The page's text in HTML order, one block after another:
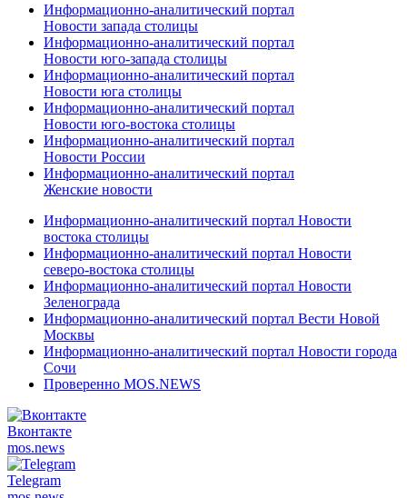
Информационно-аналитический портал
Новости запада столицы
Информационно-аналитический портал
Новости юго-запада столицы
Информационно-аналитический портал
Новости юга столицы
Информационно-аналитический портал
Новости юго-востока столицы
Информационно-аналитический портал
Новости России
Информационно-аналитический портал
Женские новости
Информационно-аналитический портал Новости
востока столицы
Информационно-аналитический портал Новости
северо-востока столицы
Информационно-аналитический портал Новости
Зеленограда
Информационно-аналитический портал Вести Новой
Москвы
Информационно-аналитический портал Новости города
Сочи
Проверенно MOS.NEWS
Вконтакте
mos.news
Telegram